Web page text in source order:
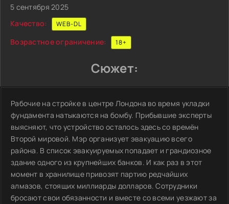
5 сентября 2025
Качество:
WEB-DL
Возрастное ограничение: 18+
Сюжет:
Рабочие на стройке в центре Лондона во время укладки
фундамента натыкаются на бомбу. Прибывшие эксперты
выясняют, что устройство осталось здесь со времён
Второй мировой. Мэр организует эвакуацию всего
района. В список эвакуируемых попадает и грандиозное
здание одного из крупнейших банков. И как раз в этот
момент в хранилище привозят партию редчайших
алмазов, стоящих миллиарды долларов. Сотрудники
бросают свои обязанности и вместе со всеми уезжают за